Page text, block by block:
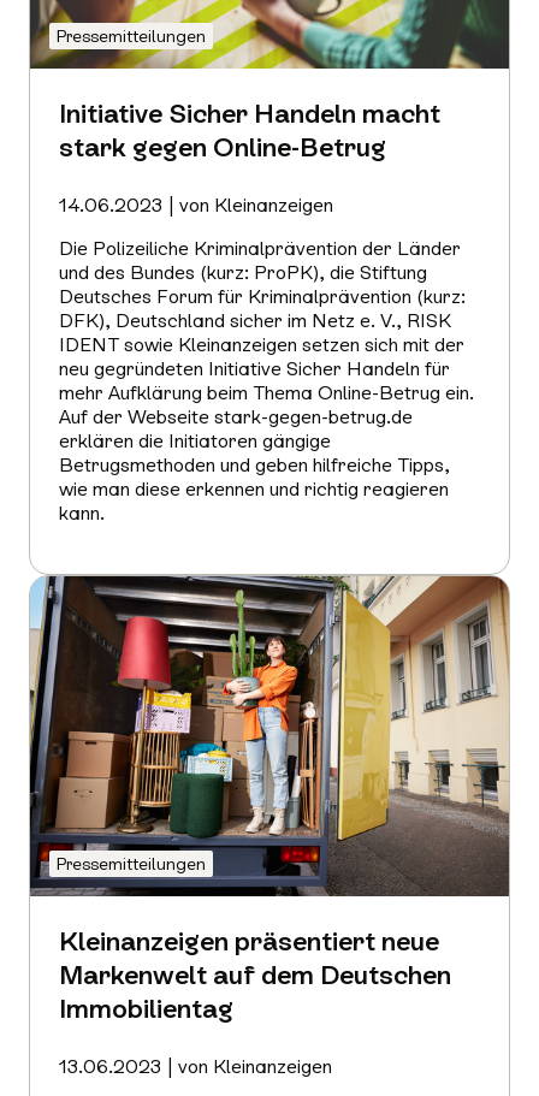
Initiative Sicher Handeln macht
stark gegen Online-Betrug
14.06.2023 | von Kleinanzeigen
Die Polizeiliche Kriminalprävention der Länder
und des Bundes (kurz: ProPK), die Stiftung
Deutsches Forum für Kriminalprävention (kurz:
DFK), Deutschland sicher im Netz e. V., RISK
IDENT sowie Kleinanzeigen setzen sich mit der
neu gegründeten Initiative Sicher Handeln für
mehr Aufklärung beim Thema Online-Betrug ein.
Auf der Webseite stark-gegen-betrug.de
erklären die Initiatoren gängige
Betrugsmethoden und geben hilfreiche Tipps,
wie man diese erkennen und richtig reagieren
kann.
erfahren
Pressemitteilungen
Kleinanzeigen präsentiert neue
Markenwelt auf dem Deutschen
Immobilientag
13.06.2023 | von Kleinanzeigen
Pressemitteilungen